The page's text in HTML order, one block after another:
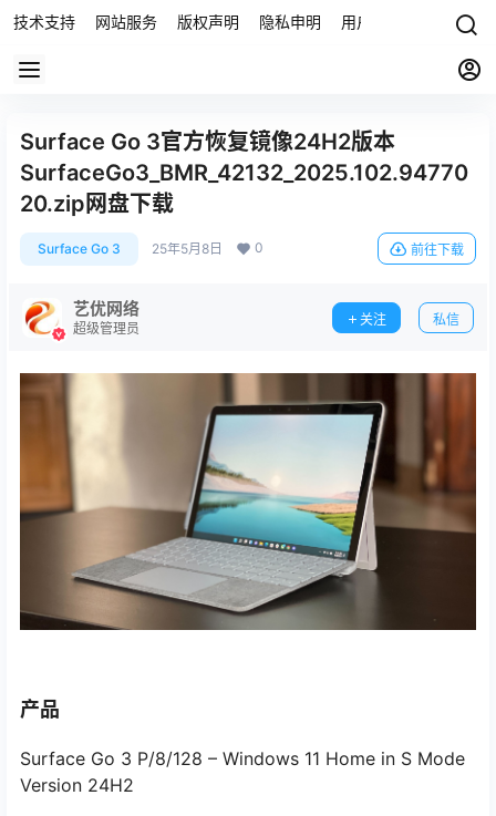
技术支持 网站服务 版权声明 隐私申明 用户协议 联系我们
Surface Go 3官方恢复镜像24H2版本
SurfaceGo3_BMR_42132_2025.102.94770
20.zip网盘下载
Surface Go 3 25年5月8日 0 前往下载
艺优网络
超级管理员
关注 私信
产品
Surface Go 3 P/8/128 – Windows 11 Home in S Mode
Version 24H2